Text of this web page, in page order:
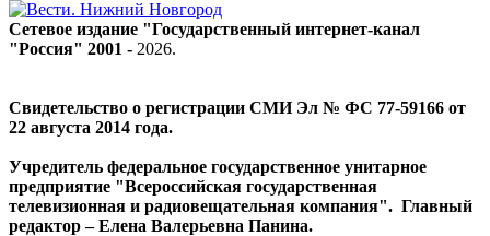
Сетевое издание "Государственный интернет-канал
"Россия" 2001 - 2026.
Свидетельство о регистрации СМИ Эл № ФС 77-59166 от
22 августа 2014 года.
Учредитель федеральное государственное унитарное
предприятие "Всероссийская государственная
телевизионная и радиовещательная компания". Главный
редактор – Елена Валерьевна Панина.